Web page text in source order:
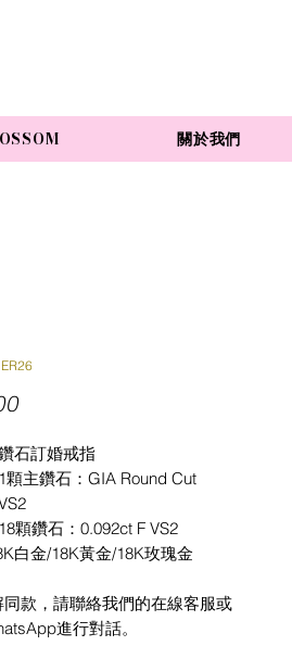
關於我們
價
石訂婚戒指
顆主鑽石：GIA Round Cut
顆鑽石：0.092ct F VS2
白金/18K黃金/18K玫瑰金
款，請聯絡我們的在線客服或
進行對話。